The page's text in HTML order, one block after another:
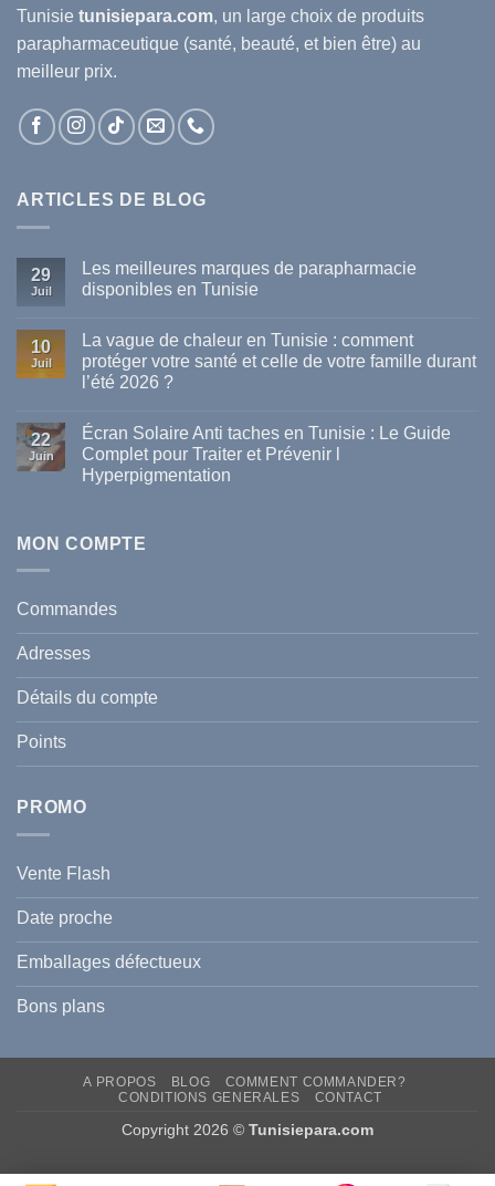
Tunisie tunisiepara.com, un large choix de produits
parapharmaceutique (santé, beauté, et bien être) au
meilleur prix.
ARTICLES DE BLOG
29
Juil
Les meilleures marques de parapharmacie
disponibles en Tunisie
sur
meilleures
marques
disponibles
en
Tunisie
10
Juil
La vague de chaleur en Tunisie : comment
protéger votre santé et celle de votre famille durant
l’été 2026 ?
sur
La
vague
de
comment
et
celle
de
votre
famille
durant
l’été
2026
?
22
Juin
Écran Solaire Anti taches en Tunisie : Le Guide
Complet pour Traiter et Prévenir l
Hyperpigmentation
Écran
Solaire
Tunisie
Guide
Traiter
Prévenir
MON COMPTE
Commandes
Adresses
Détails du compte
Points
PROMO
Vente Flash
Date proche
Emballages défectueux
Bons plans
A PROPOS BLOG
COMMENT COMMANDER?
CONDITIONS GENERALES
CONTACT
Copyright 2026 © Tunisiepara.com